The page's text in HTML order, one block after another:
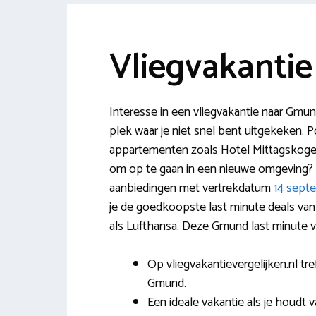
Interesse in een vliegvakantie naar
plek waar je niet snel bent uitgekeken.
appartementen zoals Hotel
om op te gaan in een nieuwe
aanbiedingen met vertrekdatum14
je de goedkoopste last minute deals
als Lufthansa. DezeGmund last minute
Op vliegvakantievergelijken.nl
Gmund.
Een ideale vakantie als je houdt